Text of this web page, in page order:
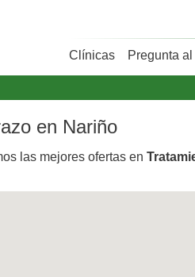
Clínicas Pregunta
en Nariño
las mejores ofertas en